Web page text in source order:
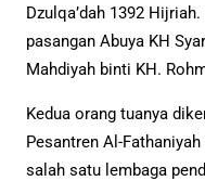
Dzulqa’dah 1392
pasangan Abuya KH
Mahdiyah binti KH.
Kedua orang tuanya
Pesantren Al-
salah satu lembaga